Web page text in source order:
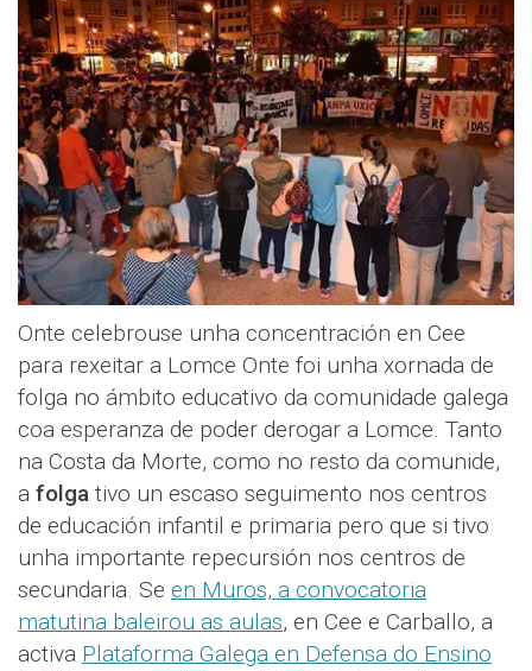
Onte celebrouse unha concentración en Cee
para rexeitar a Lomce Onte foi unha xornada de
folga no ámbito educativo da comunidade galega
coa esperanza de poder derogar a Lomce. Tanto
na Costa da Morte, como no resto da comunide,
a folga tivo un escaso seguimento nos centros
de educación infantil e primaria pero que si tivo
unha importante repecursión nos centros de
secundaria. Se en Muros, a convocatoria
matutina baleirou as aulas, en Cee e Carballo, a
activa Plataforma Galega en Defensa do Ensino